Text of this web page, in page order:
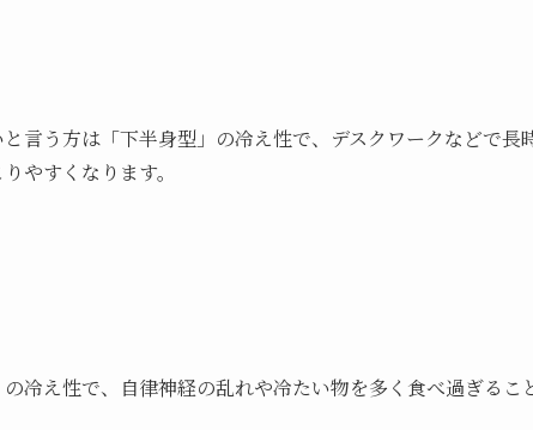
言う方は「下半身型」の冷え性で、デスクワークなどで長
やすくなります。
冷え性で、自律神経の乱れや冷たい物を多く食べ過ぎるこ